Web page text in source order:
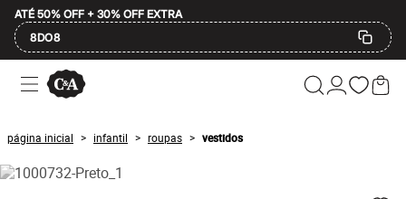
ATÉ 50% OFF + 30% OFF EXTRA
8DO8
Ofertas
Compre por Departamento
Masculino
Infantil
Calçados
Plus Size
página inicial > infantil > roupas > vestidos